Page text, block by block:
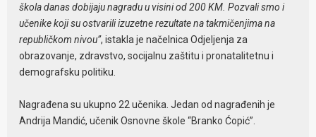
škola danas dobijaju nagradu u visini od 200 KM. Pozvali smo i
učenike koji su ostvarili izuzetne rezultate na takmičenjima na
republičkom nivou”, istakla je načelnica Odjeljenja za
obrazovanje, zdravstvo, socijalnu zaštitu i pronatalitetnu i
demografsku politiku.
Nagrađena su ukupno 22 učenika. Jedan od nagrađenih je
Andrija Mandić, učenik Osnovne škole “Branko Ćopić”.